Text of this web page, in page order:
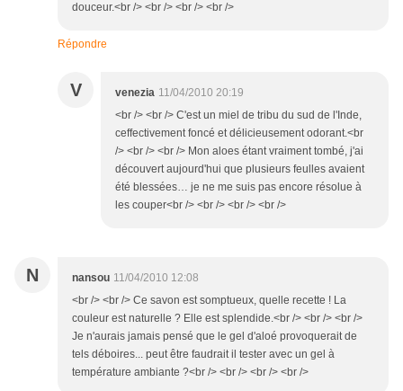
douceur.<br /> <br /> <br /> <br />
Répondre
V venezia 11/04/2010 20:19
<br /> <br /> C'est un miel de tribu du sud de l'Inde,
ceffectivement foncé et délicieusement odorant.<br
/> <br /> <br /> Mon aloes étant vraiment tombé, j'ai
découvert aujourd'hui que plusieurs feulles avaient
été blessées… je ne me suis pas encore résolue à
les couper<br /> <br /> <br /> <br />
N nansou 11/04/2010 12:08
<br /> <br /> Ce savon est somptueux, quelle recette ! La
couleur est naturelle ? Elle est splendide.<br /> <br /> <br />
Je n'aurais jamais pensé que le gel d'aloé provoquerait de
tels déboires... peut être faudrait il tester avec un gel à
température ambiante ?<br /> <br /> <br /> <br />